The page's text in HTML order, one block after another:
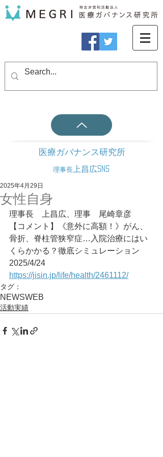
医療ガバナンス研究所
理事長 上昌広SNS
女性自身
2025年4月29日
理事長　上昌広、理事　尾崎章彦
【コメント】《意外に高額！》がん、
骨折、脊柱管狭窄症…入院治療にはい
くらかかる？徹底シミュレーション
2025/4/24
https://jisin.jp/life/health/2461112/
タグ：
NEWSWEB
活動実績